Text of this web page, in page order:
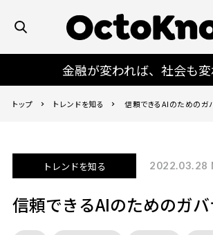
金融が変われば、社会も変
トップ トレンドを知る 信頼できるAIのためのガ
トレンドを知る 2022.03.28
信頼できるAIのためのガ